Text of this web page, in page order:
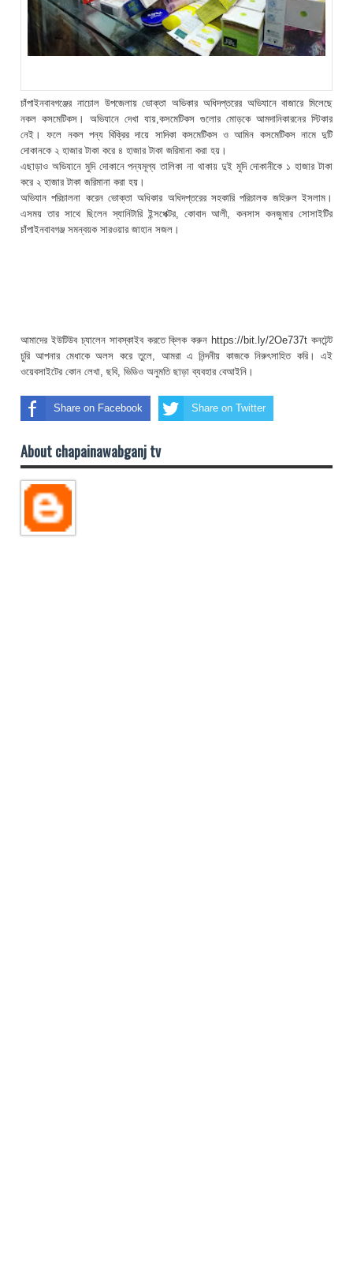
চাঁপাইনবাবগঞ্জের নাচোল উপজেলায় ভোক্তা অভিকার অধিদপ্তরের অভিযানে বাজারে মিলেছে
নকল কসমেটিকস। অভিযানে দেখা যায়,কসমেটিকস গুলোর মোড়কে আমদানিকারনের স্টিকার
নেই। ফলে নকল পন্য বিক্রির দায়ে সাদিকা কসমেটিকস ও আমিন কসমেটিকস নামে দুটি
দোকানকে ২ হাজার টাকা করে ৪ হাজার টাকা জরিমানা করা হয়।
এছাড়াও অভিযানে মুদি দোকানে পন্যমূল্য তালিকা না থাকায় দুই মুদি দোকানীকে ১ হাজার টাকা
করে ২ হাজার টাকা জরিমানা করা হয়।
অভিযান পরিচালনা করেন ভোক্তা অধিকার অধিদপ্তরের সহকারি পরিচালক জহিরুল ইসলাম।
এসময় তার সাথে ছিলেন স্যানিটারি ইন্সপেক্টর, কোবাদ আলী, কনসাস কনজুমার সোসাইটির
চাঁপাইনবাবগঞ্জ সমন্বয়ক সারওয়ার জাহান সজল।
আমাদের ইউটিউব চ্যালেন সাবস্কাইব করতে ক্লিক করুন https://bit.ly/2Oe737t কনটেন্ট
চুরি আপনার মেধাকে অলস করে তুলে, আমরা এ নিন্দনীয় কাজকে নিরুৎসাহিত করি। এই
ওয়েবসাইটের কোন লেখা, ছবি, ভিডিও অনুমতি ছাড়া ব্যবহার বেআইনি।
Share on Facebook Share on Twitter
About chapainawabganj tv